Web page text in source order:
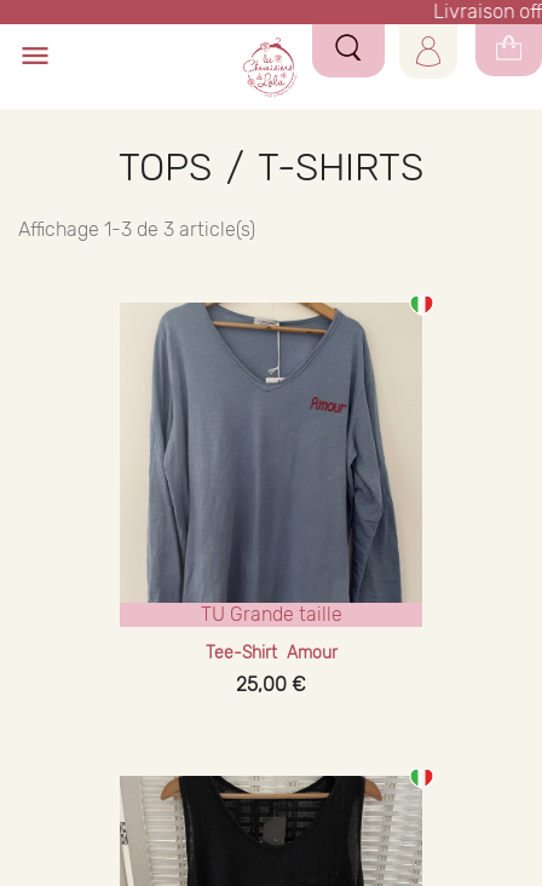
Livraison

TOPS / T-SHIRTS
Affichage 1-3 de 3 article(s)
TU Grande taille
Tee-Shirt Amour
25,00 €